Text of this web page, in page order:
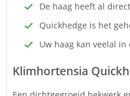
De haag heeft al
Quickhedge is het
Uw haag kan veelal
Klimhortensia